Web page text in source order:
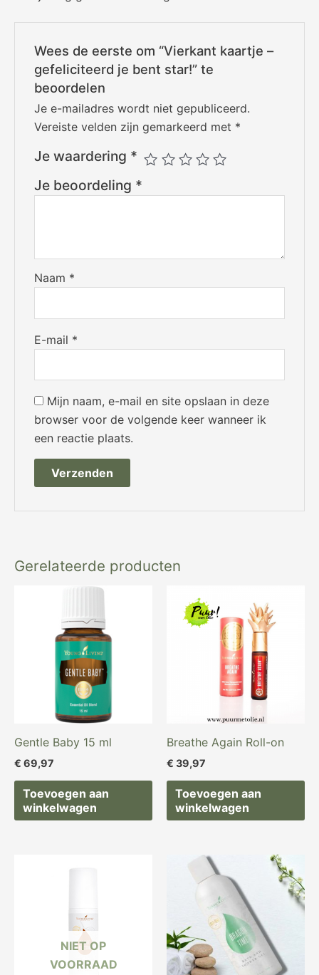
Wees de eerste om “Vierkant kaartje –
gefeliciteerd je bent star!” te
beoordelen
Je e-mailadres wordt niet gepubliceerd.
Vereiste velden zijn gemarkeerd met *
Je waardering *
Je beoordeling *
Naam *
E-mail *
Mijn naam, e-mail en site opslaan in deze
browser voor de volgende keer wanneer ik
een reactie plaats.
Gerelateerde producten
Gentle Baby 15 ml
€ 69,97
Toevoegen aan
winkelwagen
Breathe Again Roll-on
€ 39,97
Toevoegen aan
winkelwagen
NIET OP
VOORRAAD